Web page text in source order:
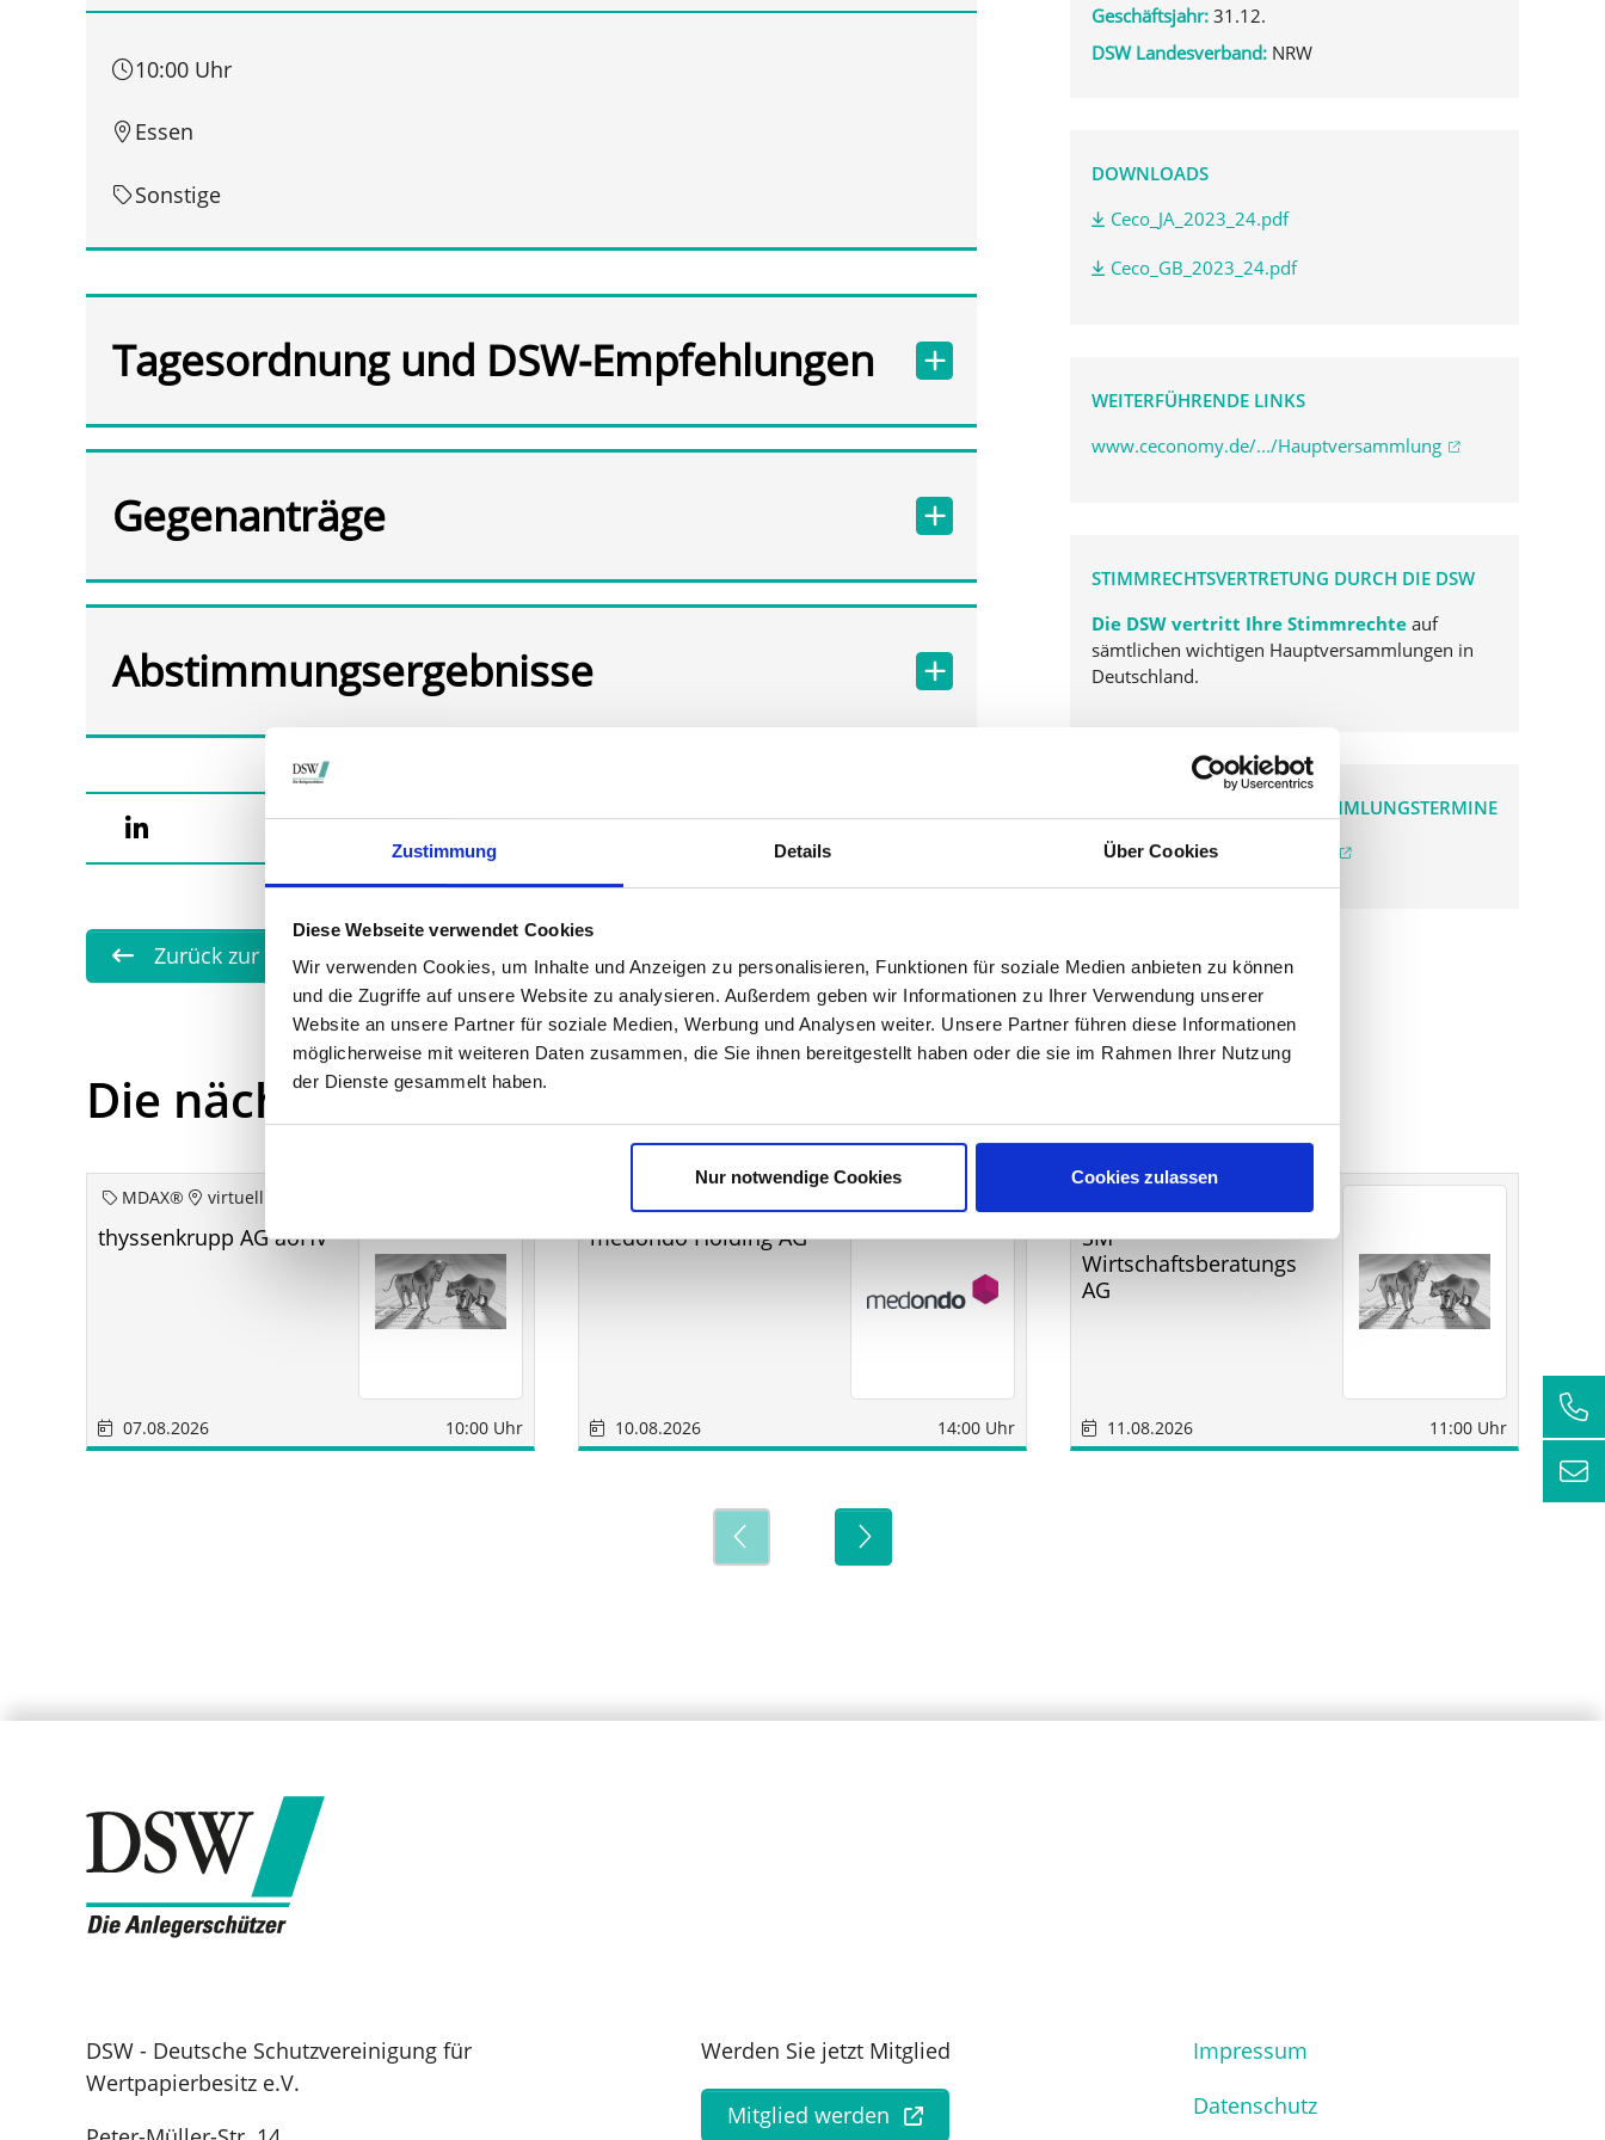
Zustimmung Details Über Cookies
Diese Webseite verwendet Cookies
Wir verwenden Cookies, um Inhalte und Anzeigen zu personalisieren, Funktionen für soziale Medien anbieten zu können
und die Zugriffe auf unsere Website zu analysieren. Außerdem geben wir Informationen zu Ihrer Verwendung unserer
Website an unsere Partner für soziale Medien, Werbung und Analysen weiter. Unsere Partner führen diese Informationen
möglicherweise mit weiteren Daten zusammen, die Sie ihnen bereitgestellt haben oder die sie im Rahmen Ihrer Nutzung
der Dienste gesammelt haben.
Nur notwendige Cookies Cookies zulassen
10:00 Uhr
Essen
Sonstige
Tagesordnung und DSW-Empfehlungen
Gegenanträge
Abstimmungsergebnisse
Zurück zur Übersicht
Geschäftsjahr: 31.12.
DSW Landesverband: NRW
DOWNLOADS
Ceco_JA_2023_24.pdf
Ceco_GB_2023_24.pdf
WEITERFÜHRENDE LINKS
www.ceconomy.de/.../Hauptversammlung
STIMMRECHTSVERTRETUNG DURCH DIE DSW
Die DSW vertritt Ihre Stimmrechte auf
sämtlichen wichtigen Hauptversammlungen in
Deutschland.
VERGANGENE HAUPTVERSAMMLUNGSTERMINE
archiv.hauptversammlung.de
Die nächsten Termine
MDAX® virtuell
thyssenkrupp AG aoHV
07.08.2026 10:00 Uhr
medondo Holding AG
10.08.2026 14:00 Uhr
SM
Wirtschaftsberatungs
AG
11.08.2026 11:00 Uhr
DSW - Deutsche Schutzvereinigung für
Wertpapierbesitz e.V.
Werden Sie jetzt Mitglied
Mitglied werden
Impressum
Datenschutz